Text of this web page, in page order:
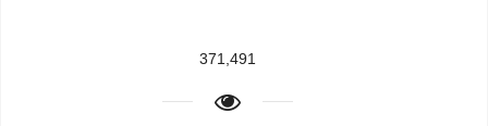
371,491